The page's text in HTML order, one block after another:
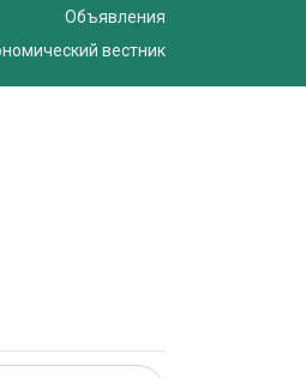
Объявления
вестник